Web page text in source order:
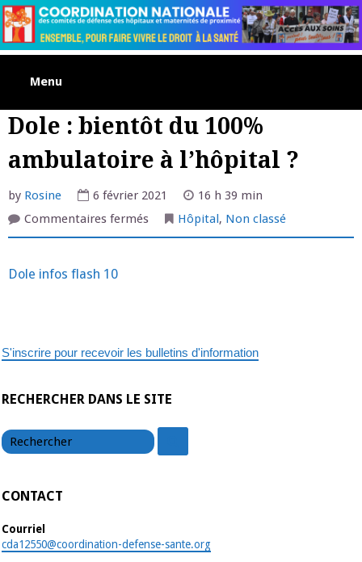
Skip
to
content
Menu
Dole : bientôt du 100%
ambulatoire à l’hôpital ?
by Rosine 6 février 2021
16 h 39 min
Commentaires ferméssur
:
Hôpital, Non classé
Dole infos flash 10
S'inscrire pour recevoir les bulletins d'information
RECHERCHER DANS LE SITE
CONTACT
Courriel
cda12550@coordination-defense-sante.org